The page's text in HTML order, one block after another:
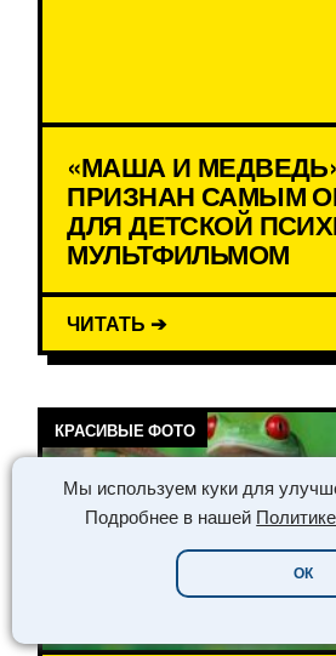
Мы используем куки для
Подробнее в нашей
ОК
«МАША И
ПРИЗНАН САМЫМ
ДЛЯ ДЕТСКОЙ
МУЛЬТФИЛЬМОМ
ЧИТАТЬ ➔
КРАСИВЫЕ ФОТО